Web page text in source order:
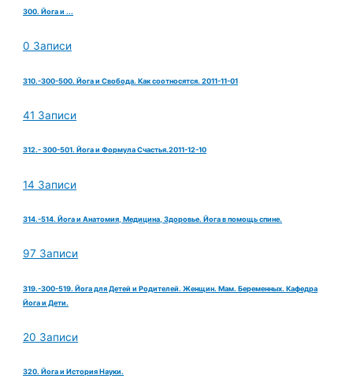
300. Йога и ...
0 Записи
310.-300-500. Йога и Свобода. Как соотносятся. 2011-11-01
41 Записи
312.- 300-501. Йога и Формула Счастья.2011-12-10
14 Записи
314.-514. Йога и Анатомия, Медицина, Здоровье. Йога в помощь спине.
97 Записи
319.-300-519. Йога для Детей и Родителей. Женщин. Мам. Беременных. Кафедра
Йога и Дети.
20 Записи
320. Йога и История Науки.